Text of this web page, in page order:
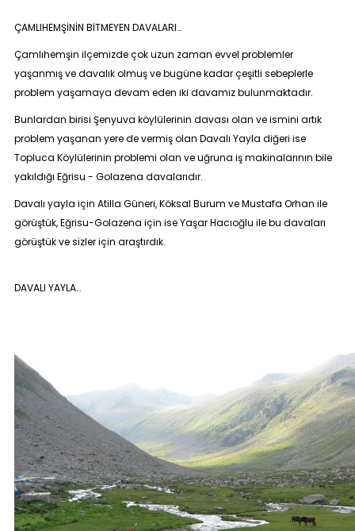
ÇAMLIHEMŞİNİN BİTMEYEN DAVALARI…
Çamlıhemşin ilçemizde çok uzun zaman evvel problemler
yaşanmış ve davalık olmuş ve bugüne kadar çeşitli sebeplerle
problem yaşamaya devam eden iki davamız bulunmaktadır.
Bunlardan birisi Şenyuva köylülerinin davası olan ve ismini artık
problem yaşanan yere de vermiş olan Davalı Yayla diğeri ise
Topluca Köylülerinin problemi olan ve uğruna iş makinalarının bile
yakıldığı Eğrisu - Golazena davalarıdır.
Davalı yayla için Atilla Güneri, Köksal Burum ve Mustafa Orhan ile
görüştük, Eğrisu-Golazena için ise Yaşar Hacıoğlu ile bu davaları
görüştük ve sizler için araştırdık.
DAVALI YAYLA…